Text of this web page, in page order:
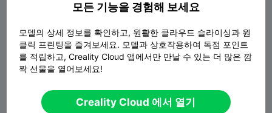
Nurburgring decoration
1.39MB 관련 3D 모델
모든 기능을 경험해 보세요
모델의 상세 정보를 확인하고, 원활한 클라우드 슬라이싱과 원
클릭 프린팅을 즐겨보세요. 모델과 상호작용하여 독점 포인트
를 적립하고, Creality Cloud 앱에서만 만날 수 있는 더 많은 깜
짝 선물을 열어보세요!
Creality Cloud 에서 열기